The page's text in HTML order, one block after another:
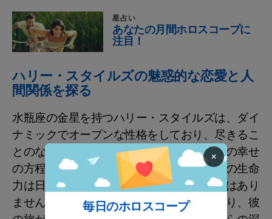
星占い
あなたの月間ホロスコープに
注目！
ハリー・スタイルズの魅惑的な恋愛と人
間関係を探る
水瓶座の金星を持つハリー・スタイルズは、ダイ
ナミックでオープンな性格をしており、尽きるこ
とのない可能性を理解しているため、特定の幸せ
の方程式に固執することはありません。彼の生命
力は日々広がり、未来への不安を抱くことはあり
ません。彼のライフスタイルは流動的であり、彼
×
毎日のホロスコープ